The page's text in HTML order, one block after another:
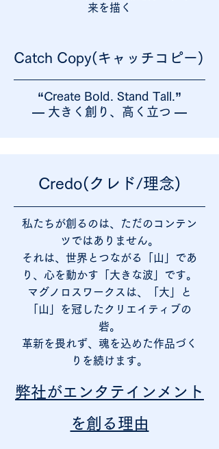
来を描く
Catch Copy(キャッチコピー)
“Create Bold. Stand Tall.”
― 大きく創り、高く立つ ―
Credo(クレド/理念)
私たちが創るのは、ただのコンテン
ツではありません。
それは、世界とつながる「山」であ
り、心を動かす「大きな波」です。
マグノロスワークスは、「大」と
「山」を冠したクリエイティブの
砦。
革新を畏れず、魂を込めた作品づく
りを続けます。
弊社がエンタテインメント
を創る理由